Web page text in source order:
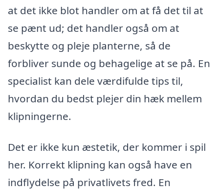
at det ikke blot handler om at få det til at
se pænt ud; det handler også om at
beskytte og pleje planterne, så de
forbliver sunde og behagelige at se på. En
specialist kan dele værdifulde tips til,
hvordan du bedst plejer din hæk mellem
klipningerne.
Det er ikke kun æstetik, der kommer i spil
her. Korrekt klipning kan også have en
indflydelse på privatlivets fred. En